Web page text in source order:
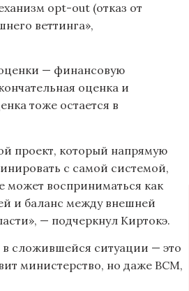
opt-out (отказ от
веттинга»,
— финансовую
оценка и
тоже остается в
проект, который напрямую
с самой системой,
может восприниматься как
и баланс между внешней
— подчеркнул Киртокэ.
сложившейся ситуации — это
министерство, но даже ВСМ,